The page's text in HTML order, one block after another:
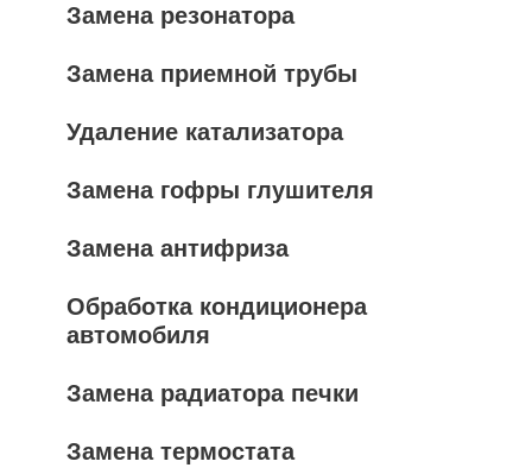
Замена резонатора
Замена приемной трубы
Удаление катализатора
Замена гофры глушителя
Замена антифриза
Обработка кондиционера
автомобиля
Замена радиатора печки
Замена термостата